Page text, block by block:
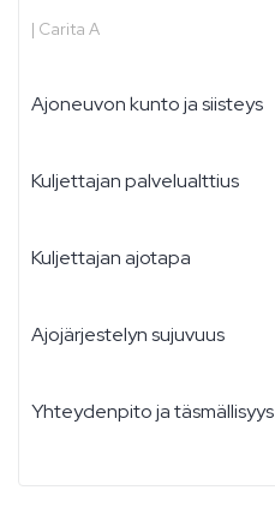
| Carita A
Ajoneuvon kunto ja siisteys
Kuljettajan palvelualttius
Kuljettajan ajotapa
Ajojärjestelyn sujuvuus
Yhteydenpito ja täsmällisyys